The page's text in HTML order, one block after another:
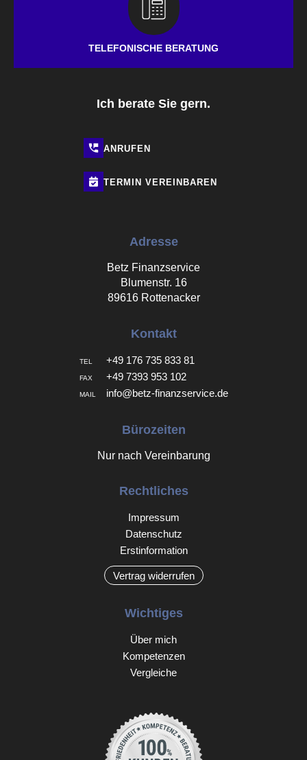
TELEFONISCHE BERATUNG
Ich berate Sie gern.
ANRUFEN
TERMIN VEREINBAREN
Adresse
Betz Finanzservice
Blumenstr. 16
89616 Rottenacker
Kontakt
TEL +49 176 735 833 81
FAX +49 7393 953 102
MAIL info@betz-finanzservice.de
Bürozeiten
Nur nach Vereinbarung
Rechtliches
Impressum
Datenschutz
Erstinformation
Vertrag widerrufen
Wichtiges
Über mich
Kompetenzen
Vergleiche